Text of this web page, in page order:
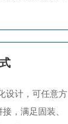
设计，可任意方
，满足固装、